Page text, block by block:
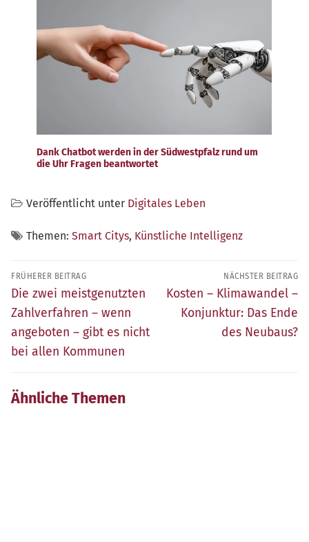
Dank Chatbot werden in der Südwestpfalz rund um
die Uhr Fragen beantwortet
Veröffentlicht unter Digitales Leben
Themen: Smart Citys, Künstliche Intelligenz
Beitragsnavigation
FRÜHERER BEITRAG
Früherer
Beitrag:
Die zwei meistgenutzten
Zahlverfahren – wenn
angeboten – gibt es nicht
bei allen Kommunen
NÄCHSTER BEITRAG
Nächster
Beitrag:
Kosten – Klimawandel –
Konjunktur: Das Ende
des Neubaus?
Ähnliche Themen